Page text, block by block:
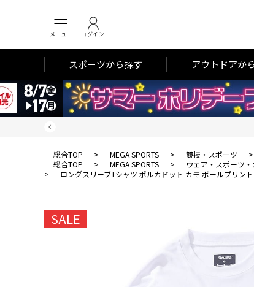
メニュー ログイン
スポーツから探す アウトドアか
総合TOP > MEGA SPORTS > 競技・スポーツ >
総合TOP
> MEGA SPORTS > ウェア・スポーツ
>
ロングスリーブTシャツ ポルカドット カモ ボールプリント
SALE